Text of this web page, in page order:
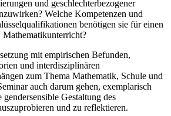
und geschlechterbezogener
Welche Kompetenzen und
benötigen sie für einen
Mathematikunterricht?
mit empirischen Befunden,
und interdisziplinären
zum Thema Mathematik, Schule und
auch darum gehen, exemplarisch
Gestaltung des
und zu reflektieren.